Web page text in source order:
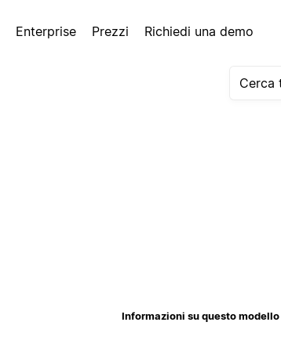
Enterprise Prezzi Richiedi una demo
Informazioni su questo modello